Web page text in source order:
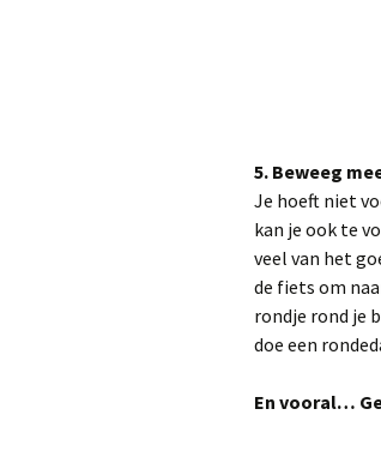
5. Beweeg
Je hoeft niet
kan je ook te
veel van het
de fiets om
rondje rond je
doe een
En vooral…